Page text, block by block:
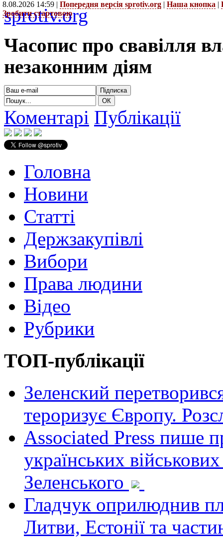
8.08.2026 14:59 | Попередня версія sprotiv.org | Наша кнопка |
Зробити стартовою
sprotiv.org
Часопис про свавілля
незаконним діям
Коментарі Публікації
Головна
Новини
Статті
Держзакупівлі
Вибори
Права людини
Відео
Рубрики
ТОП-публікації
Зеленский
тероризує Європу.
Associated Press пише
українських
Зеленського
Гладчук оприлюднив
Литви, Естонії та